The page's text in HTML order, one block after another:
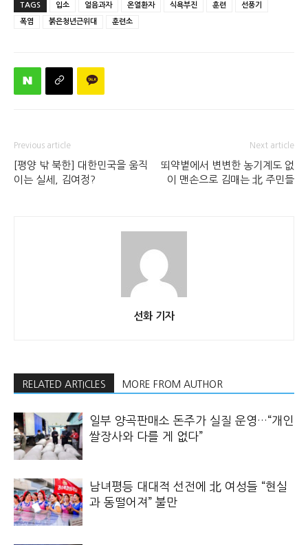
TAGS 입소 얼음과자 온열환자 식욕부진 훈련 선풍기
폭염 붉은청년근위대 훈련소
Previous article
[평양 밖 북한] 대한민국을 움직
이는 실세, 김여정?
Next article
뙤약볕에서 변변한 농기계도 없
이 맨손으로 김매는 北 주민들
선화 기자
RELATED ARTICLES MORE FROM AUTHOR
일부 양곡판매소 돈주가 실질 운영…“개인
쌀장사와 다를 게 없다”
남녀평등 대대적 선전에 北 여성들 “현실
과 동떨어져” 불만